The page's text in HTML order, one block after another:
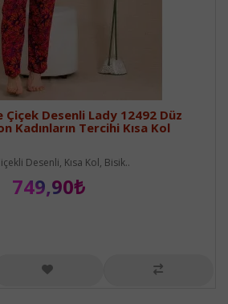
Desenli Lady 12492 Düz
Kadınların Tercihi Kısa Kol
Desenli, Kısa Kol, Bisik..
749,90₺